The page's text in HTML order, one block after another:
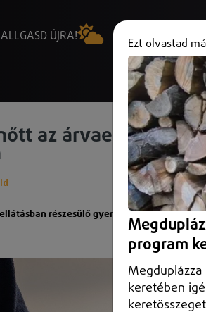
ÚJRA!
az árvaellátásban
részesülő gyerekek támogatása,
Ezt olvastad
program
keretében